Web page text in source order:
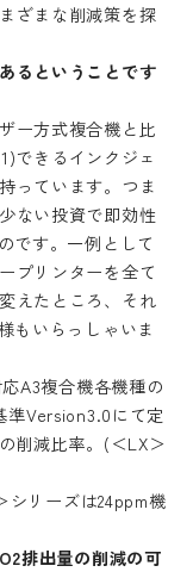
ざまな削減策を探
るということです
ー方式複合機と比
できるインクジェ
っています。つま
ない投資で即効性
です。一例として
プリンターを全て
えたところ、それ
もいらっしゃいま
A3複合機各機種の
準Version3.0にて定
削減比率。(＜LX＞
シリーズは24ppm機
排出量の削減の可